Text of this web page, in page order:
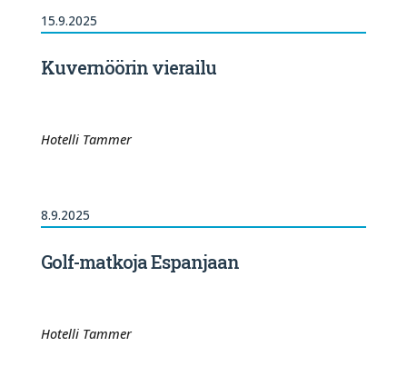
15.9.2025
Kuvernöörin vierailu
Hotelli Tammer
8.9.2025
Golf-matkoja Espanjaan
Hotelli Tammer